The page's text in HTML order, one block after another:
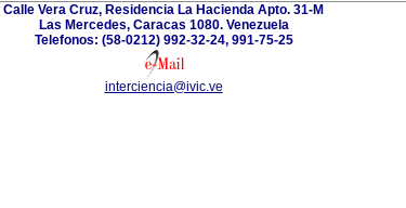
Calle Vera Cruz, Residencia La Hacienda Apto. 31-M
Las Mercedes, Caracas 1080. Venezuela
Telefonos: (58-0212) 992-32-24, 991-75-25
interciencia@ivic.ve